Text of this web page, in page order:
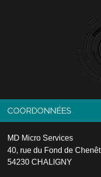
COORDONNÉES
MD Micro Services
40, rue du Fond de Chenêt
54230 CHALIGNY